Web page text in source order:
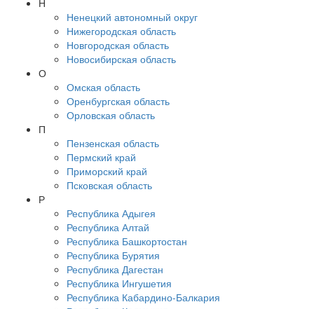
Н
Ненецкий автономный округ
Нижегородская область
Новгородская область
Новосибирская область
О
Омская область
Оренбургская область
Орловская область
П
Пензенская область
Пермский край
Приморский край
Псковская область
Р
Республика Адыгея
Республика Алтай
Республика Башкортостан
Республика Бурятия
Республика Дагестан
Республика Ингушетия
Республика Кабардино-Балкария